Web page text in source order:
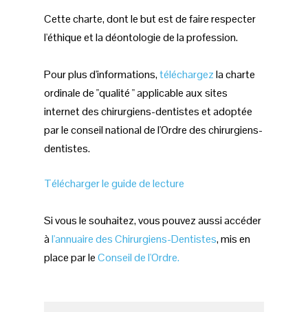
Cette charte, dont le but est de faire respecter
l'éthique et la déontologie de la profession.
Pour plus d'informations,téléchargezla charte
ordinale de "qualité " applicable aux sites
internet des chirurgiens-dentistes et adoptée
par le conseil national de l'Ordre des chirurgiens-
dentistes.
Télécharger le guide de lecture
Si vous le souhaitez, vous pouvez aussi accéder
àl'annuaire des Chirurgiens-Dentistes, mis en
place par leConseil de l'Ordre.